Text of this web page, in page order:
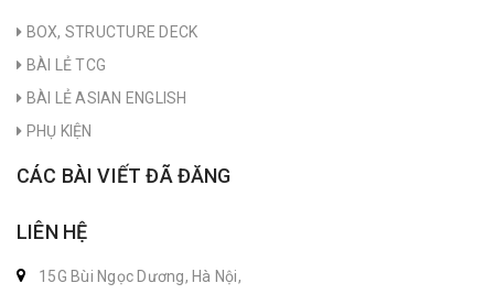
BOX, STRUCTURE DECK
BÀI LẺ TCG
BÀI LẺ ASIAN ENGLISH
PHỤ KIỆN
CÁC BÀI VIẾT ĐÃ ĐĂNG
LIÊN HỆ
15G Bùi Ngọc Dương, Hà Nội,